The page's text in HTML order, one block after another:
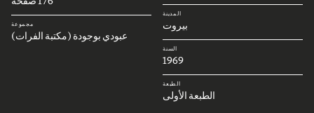
المدينة
بيروت
السنة
1969
الطبعة
الطبعة الأولى
مجموعة
عبودي بوجودة (مكتبة الفرات)